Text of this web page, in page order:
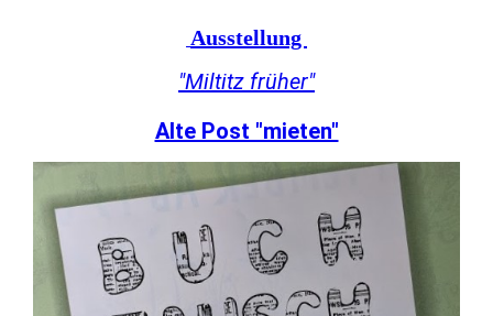
Ausstellung
"Miltitz früher"
Alte Post "mieten"